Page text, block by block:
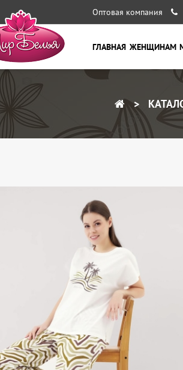
Оптовая компания
ГЛАВНАЯ ЖЕНЩИНАМ